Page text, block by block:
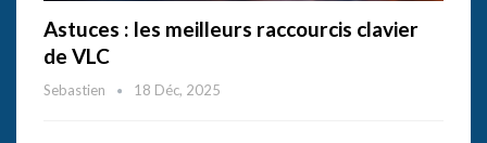
Astuces : les meilleurs raccourcis clavier
de VLC
Sebastien 18 Déc, 2025